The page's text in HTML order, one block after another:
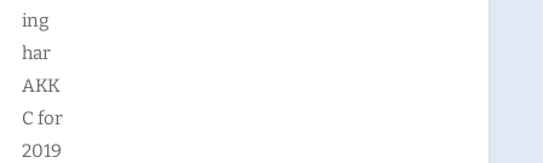
ing
har
AKK
C for
2019